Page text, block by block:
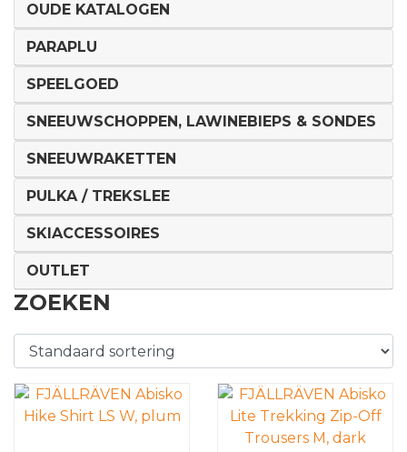
OUDE KATALOGEN
PARAPLU
SPEELGOED
SNEEUWSCHOPPEN, LAWINEBIEPS & SONDES
SNEEUWRAKETTEN
PULKA / TREKSLEE
SKIACCESSOIRES
OUTLET
ZOEKEN